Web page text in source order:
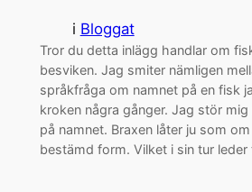
i Bloggat
Tror du detta inlägg handlar om
besviken. Jag smiter nämligen
språkfråga om namnet på en fisk
kroken några gånger. Jag stör mig
på namnet. Braxen låter ju som
bestämd form. Vilket i sin tur